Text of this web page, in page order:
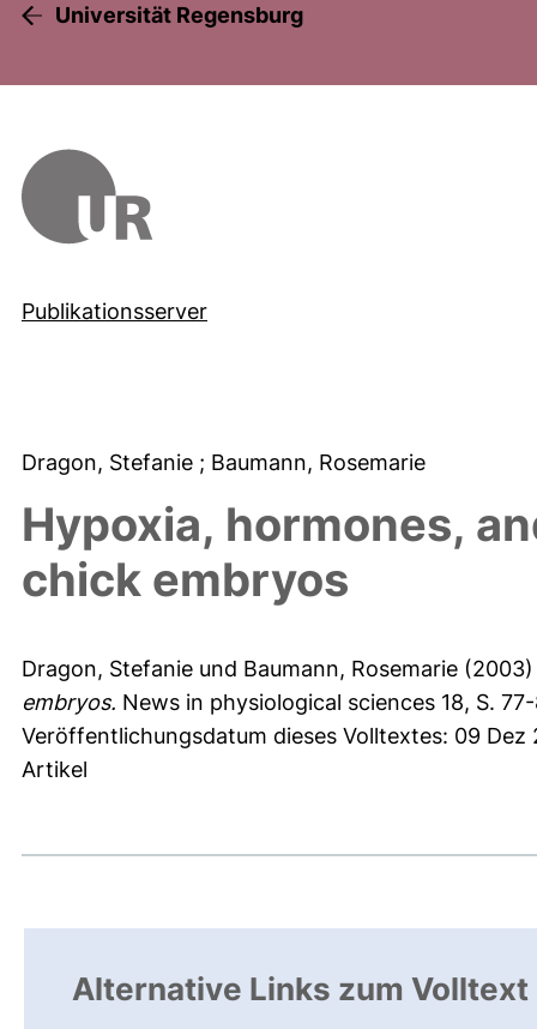
Universität Regensburg
Publikationsserver
Dragon, Stefanie ; Baumann, Rosemarie
Hypoxia, hormones,
chick embryos
Dragon, Stefanie und Baumann, Rosemarie
embryos. News in physiological sciences 18, S.
Veröffentlichungsdatum dieses Volltextes: 09 Dez
Artikel
Alternative Links zum Volltext